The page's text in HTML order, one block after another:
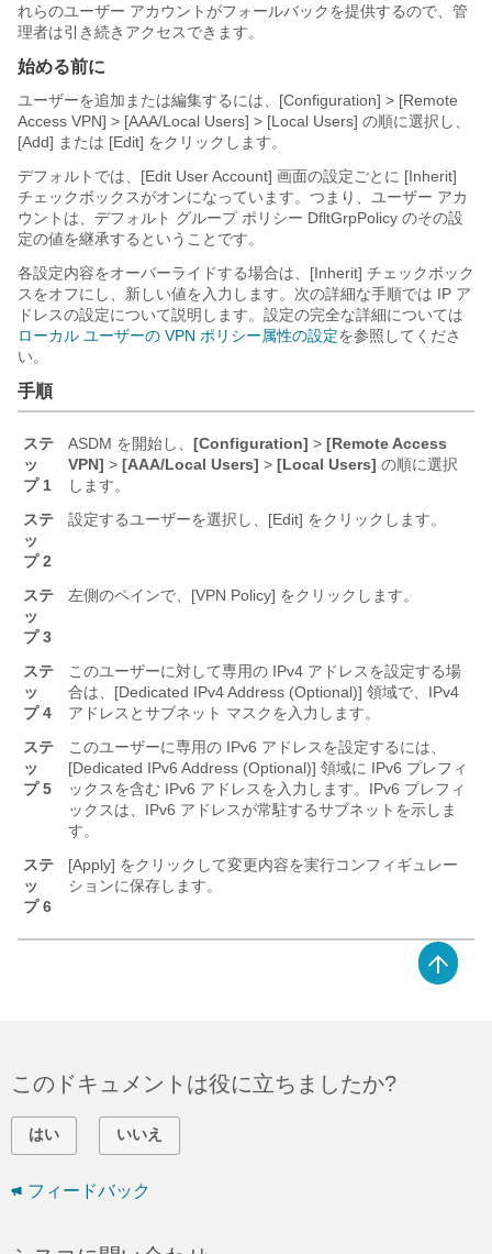
れらのユーザー アカウントがフォールバックを提供するので、管
理者は引き続きアクセスできます。
始める前に
ユーザーを追加または編集するには、[Configuration] > [Remote
Access VPN] > [AAA/Local Users] > [Local Users] の順に選択し、
[Add] または [Edit] をクリックします。
デフォルトでは、[Edit User Account] 画面の設定ごとに [Inherit]
チェックボックスがオンになっています。つまり、ユーザー アカ
ウントは、デフォルト グループ ポリシー DfltGrpPolicy のその設
定の値を継承するということです。
各設定内容をオーバーライドする場合は、[Inherit] チェックボック
スをオフにし、新しい値を入力します。次の詳細な手順では IP ア
ドレスの設定について説明します。 設定の完全な詳細については
ローカル ユーザーの VPN ポリシー属性の設定を参照してくださ
い。
手順
ステ
ッ
プ 1
ASDM を開始し、 [Configuration] > [Remote Access
VPN] > [AAA/Local Users] > [Local Users] の順に選択
します。
ステ
ッ
プ 2
設定するユーザーを選択し、[Edit] をクリックします。
ステ
ッ
プ 3
左側のペインで、[VPN Policy] をクリックします。
ステ
ッ
プ 4
このユーザーに対して専用の IPv4 アドレスを設定する場
合は、[Dedicated IPv4 Address (Optional)] 領域で、IPv4
アドレスとサブネット マスクを入力します。
ステ
ッ
プ 5
このユーザーに専用の IPv6 アドレスを設定するには、
[Dedicated IPv6 Address (Optional)] 領域に IPv6 プレフィ
ックスを含む IPv6 アドレスを入力します。IPv6 プレフィ
ックスは、IPv6 アドレスが常駐するサブネットを示しま
す。
ステ
ッ
プ 6
[Apply] をクリックして変更内容を実行コンフィギュレー
ションに保存します。
このドキュメントは役に立ちましたか?
はい いいえ
フィードバック